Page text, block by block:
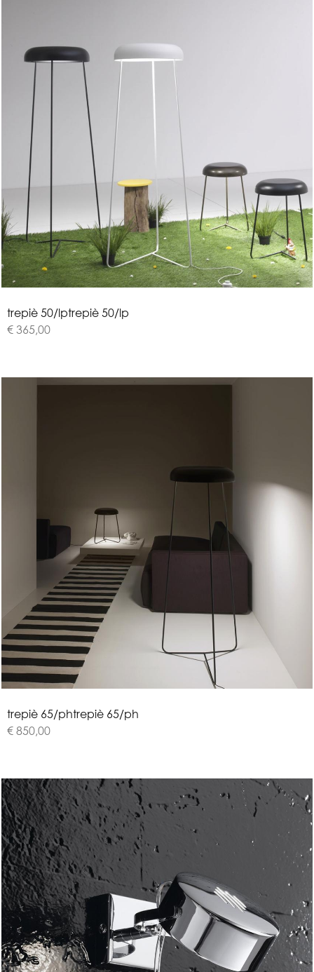
trepiè 50/lptrepiè 50/lp
€ 365,00
trepiè 65/phtrepiè 65/ph
€ 850,00